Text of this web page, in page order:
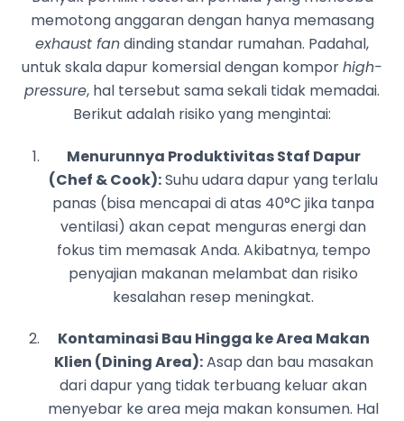
memotong anggaran dengan hanya memasang
exhaust fandinding standar rumahan. Padahal,
untuk skala dapur komersial dengan komporhigh-
pressure, hal tersebut sama sekali tidak memadai.
Berikut adalah risiko yang mengintai:
Menurunnya Produktivitas Staf Dapur
(Chef & Cook):Suhu udara dapur yang terlalu
panas (bisa mencapai di atas 40°C jika tanpa
ventilasi) akan cepat menguras energi dan
fokus tim memasak Anda. Akibatnya, tempo
penyajian makanan melambat dan risiko
kesalahan resep meningkat.
Kontaminasi Bau Hingga ke Area Makan
Klien (Dining Area):Asap dan bau masakan
dari dapur yang tidak terbuang keluar akan
menyebar ke area meja makan konsumen. Hal